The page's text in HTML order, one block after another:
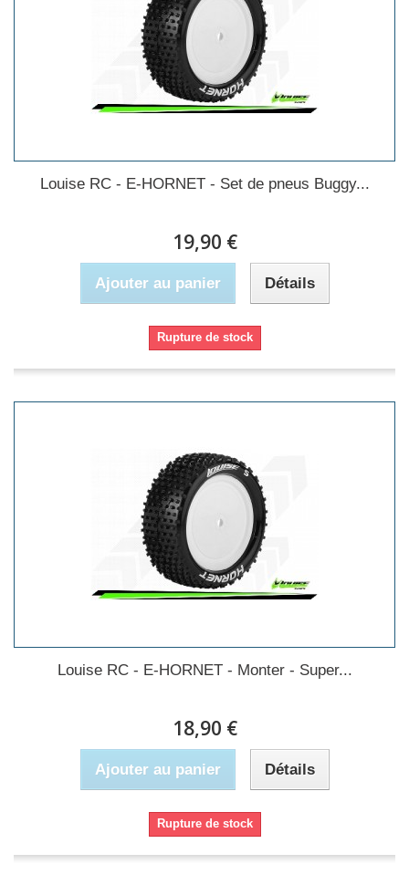
Louise RC - E-HORNET - Set de pneus Buggy...
19,90 €
Ajouter au panier Détails
Rupture de stock
Louise RC - E-HORNET - Monter - Super...
18,90 €
Ajouter au panier Détails
Rupture de stock